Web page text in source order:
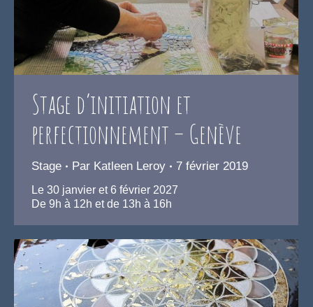
Stage d’initiation et
perfectionnement – Genève
Stage Par Katleen Leroy 7 février 2019
Le 30 janvier et 6 février 2027
De 9h à 12h et de 13h à 16h